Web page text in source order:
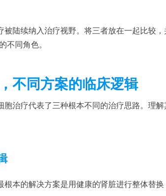
陆续纳入治疗视野。将三者放在一起比较，
不同角色。
不同方案的临床逻辑
治疗代表了三种根本不同的治疗思路。理
本的解决方案是用健康的肾脏进行整体替换